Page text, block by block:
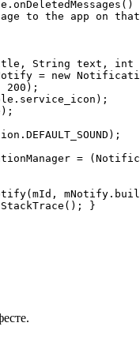
to the app on
String text, int
= new
200);
=
}